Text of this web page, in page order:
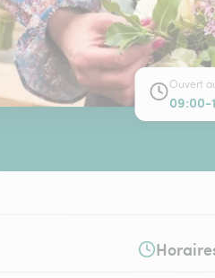
Ouvert
09:00-